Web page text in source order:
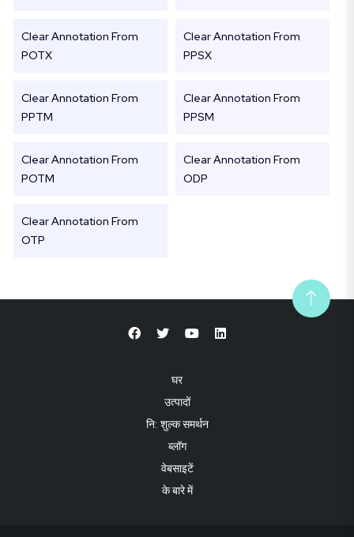
Clear Annotation From
POTX
Clear Annotation From
PPSX
Clear Annotation From
PPTM
Clear Annotation From
PPSM
Clear Annotation From
POTM
Clear Annotation From
ODP
Clear Annotation From
OTP
घर
उत्पादों
नि: शुल्क समर्थन
ब्लॉग
वेबसाइटें
के बारे में